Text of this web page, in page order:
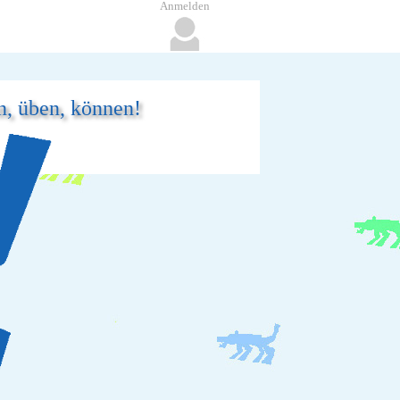
üben, können!
Anmelden